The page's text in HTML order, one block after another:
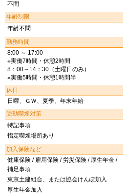
不問
年齢制限
年齢不問
勤務時間
8:00 ～ 17:00
※実働7時間・休憩2時間
8：00～14：30（土曜日のみ）
※実働5時間・休憩1時間半
休日
日曜、ＧＷ、夏季、年末年始
受動喫煙対策
特記事項
指定喫煙場所あり
加入保険など
健康保険 / 雇用保険 / 労災保険 / 厚生年金 /
補足事項
東京土建組合、または協会けんぽ加入
厚生年金加入